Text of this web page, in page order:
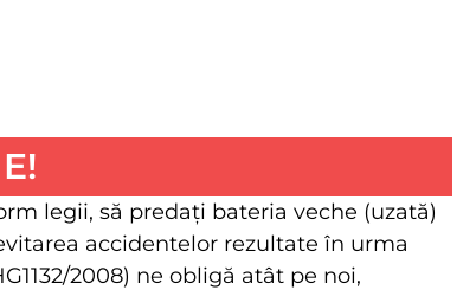
legii, să predaţi bateria veche (uzată)
accidentelor rezultate în urma
2008) ne obligă atât pe noi,